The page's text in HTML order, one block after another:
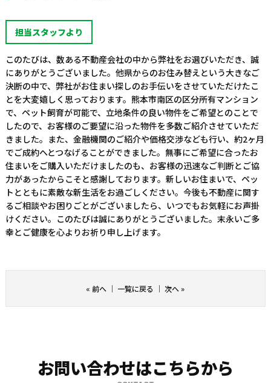
担当スタッフより
このたびは、数ある不動産会社の中から弊社をお選びいただき、誠
にありがとうございました。他県からのお住み替えという大きなご
決断の中で、弊社がお住まい探しのお手伝いをさせていただけたこ
とを大変嬉しく思っております。熊本市南区の区分所有マンション
で、ペット飼育が可能で、立地条件の良い物件をご希望とのことで
したので、お客様のご要望に沿った物件を多数ご紹介させていただ
きました。また、金融機関のご紹介や価格交渉なども行い、約2ヶ月
でご成約へとつなげることができました。無事にご希望に合ったお
住まいをご購入いただけましたのも、お客様の迅速なご判断とご協
力があったからこそと感謝しております。新しいお住まいで、ペッ
トとともに素敵な新生活をお過ごしください。今後も不動産に関す
るご相談やお困りごとがございましたら、いつでもお気軽にお声掛
けください。このたびは誠にありがとうございました。末永いご多
幸とご健康を心よりお祈り申し上げます。
« 前へ ｜ 一覧に戻る ｜次へ»
お問い合わせはこちらから